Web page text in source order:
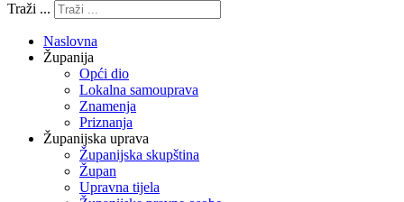
Traži ...
Naslovna
Županija
Opći dio
Lokalna samouprava
Znamenja
Priznanja
Županijska uprava
Županijska skupština
Župan
Upravna tijela